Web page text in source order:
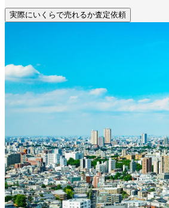
実際にいくらで売れるか査定依頼